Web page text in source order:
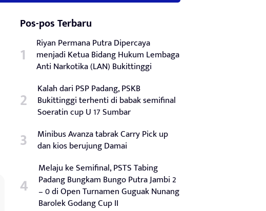
Pos-pos Terbaru
Riyan Permana Putra Dipercaya
menjadi Ketua Bidang Hukum Lembaga
Anti Narkotika (LAN) Bukittinggi
Kalah dari PSP Padang, PSKB
Bukittinggi terhenti di babak semifinal
Soeratin cup U 17 Sumbar
Minibus Avanza tabrak Carry Pick up
dan kios berujung Damai
Melaju ke Semifinal, PSTS Tabing
Padang Bungkam Bungo Putra Jambi 2
– 0 di Open Turnamen Guguak Nunang
Barolek Godang Cup II